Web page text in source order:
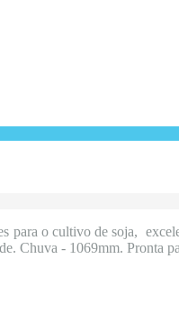
para o cultivo de soja,
Chuva - 1069mm. Pronta